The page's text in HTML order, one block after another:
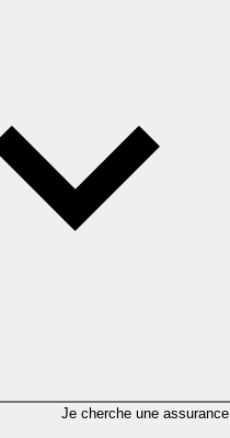
Je cherche une assurance